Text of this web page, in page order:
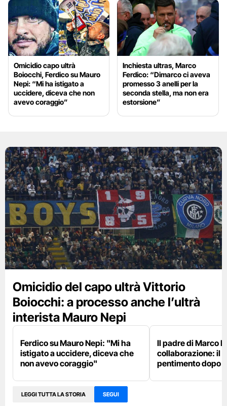
Omicidio capo ultrà
Boiocchi, Ferdico su Mauro
Nepi: “Mi ha istigato a
uccidere, diceva che non
avevo coraggio”
Inchiesta ultras, Marco
Ferdico: “Dimarco ci aveva
promesso 3 anelli per la
seconda stella, ma non era
estorsione”
Omicidio del capo ultrà Vittorio
Boiocchi: a processo anche l’ultrà
interista Mauro Nepi
Ferdico su Mauro Nepi: "Mi ha
istigato a uccidere, diceva che
non avevo coraggio"
Il padre di Marco
collaborazione: il
pentimento dopo
LEGGI TUTTA LA STORIA SEGUI